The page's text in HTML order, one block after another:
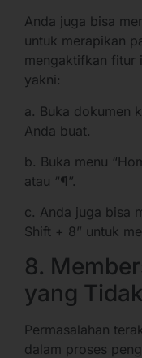
Anda juga bisa
untuk merapikan
mengaktifkan fitur
yakni:
a. Buka dokumen
Anda buat.
b. Buka menu
atau “¶”.
c. Anda juga bisa
Shift + 8” untuk
8.
yang
Permasalahan
dalam proses